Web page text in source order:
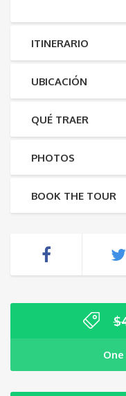
ITINERARIO
UBICACIÓN
QUÉ TRAER
PHOTOS
BOOK THE TOUR
$